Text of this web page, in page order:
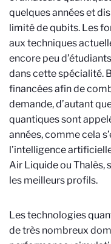
quelques années et
limité de qubits. Les
aux techniques
encore peu
dans cette spécialité.
financées afin de
demande, d’autant
quantiques sont
années, comme cela
l’intelligence
Air Liquide ou Thalès,
les meilleurs profils.
Les technologies
de très nombreux